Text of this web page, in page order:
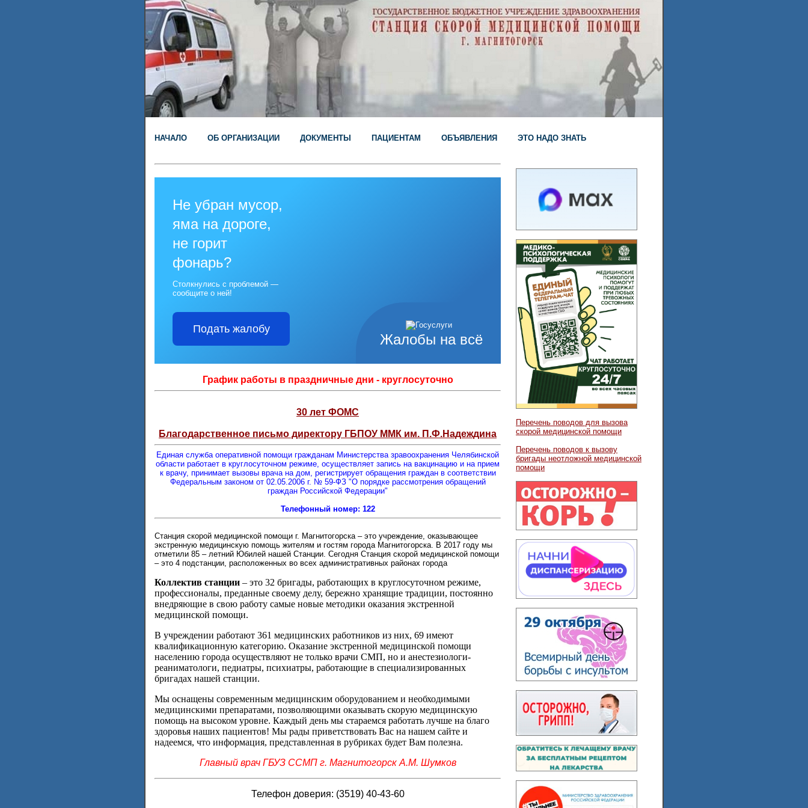
НАЧАЛО ОБ ОРГАНИЗАЦИИ ДОКУМЕНТЫ ПАЦИЕНТАМ ОБЪЯВЛЕНИЯ ЭТО НАДО ЗНАТЬ
Жалобы на всё
Не убран мусор,
яма на дороге,
не горит
фонарь?
Столкнулись с проблемой —
сообщите о ней!
Подать жалобу
График работы в праздничные дни - круглосуточно
30 лет ФОМС
Благодарственное письмо директору ГБПОУ ММК им. П.Ф.Надеждина
Единая служба оперативной помощи гражданам Министерства зравоохранения Челябинской
области работает в круглосуточном режиме, осуществляет запись на вакцинацию и на прием
к врачу, принимает вызовы врача на дом, регистрирует обращения граждан в соответствии
Федеральным законом от 02.05.2006 г. № 59-ФЗ "О порядке рассмотрения обращений
граждан Российской Федерации"
Телефонный номер: 122
Станция скорой медицинской помощи г. Магнитогорска – это учреждение, оказывающее
экстренную медицинскую помощь жителям и гостям города Магнитогорска. В 2017 году мы
отметили 85 – летний Юбилей нашей Станции. Сегодня Станция скорой медицинской помощи
– это 4 подстанции, расположенных во всех административных районах города
Коллектив станции – это 32 бригады, работающих в круглосуточном режиме,
профессионалы, преданные своему делу, бережно хранящие традиции, постоянно
внедряющие в свою работу самые новые методики оказания экстренной
медицинской помощи.
В учреждении работают 361 медицинских работников из них, 69 имеют
квалификационную категорию. Оказание экстренной медицинской помощи
населению города осуществляют не только врачи СМП, но и анестезиологи-
реаниматологи, педиатры, психиатры, работающие в специализированных
бригадах нашей станции.
Мы оснащены современным медицинским оборудованием и необходимыми
медицинскими препаратами, позволяющими оказывать скорую медицинскую
помощь на высоком уровне. Каждый день мы стараемся работать лучше на благо
здоровья наших пациентов! Мы рады приветствовать Вас на нашем сайте и
надеемся, что информация, представленная в рубриках будет Вам полезна.
Главный врач ГБУЗ ССМП г. Магнитогорск А.М. Шумков
Телефон доверия: (3519) 40-43-60
Перечень поводов для вызова
скорой медицинской помощи
Перечень поводов к вызову
бригады неотложной медицинской
помощи